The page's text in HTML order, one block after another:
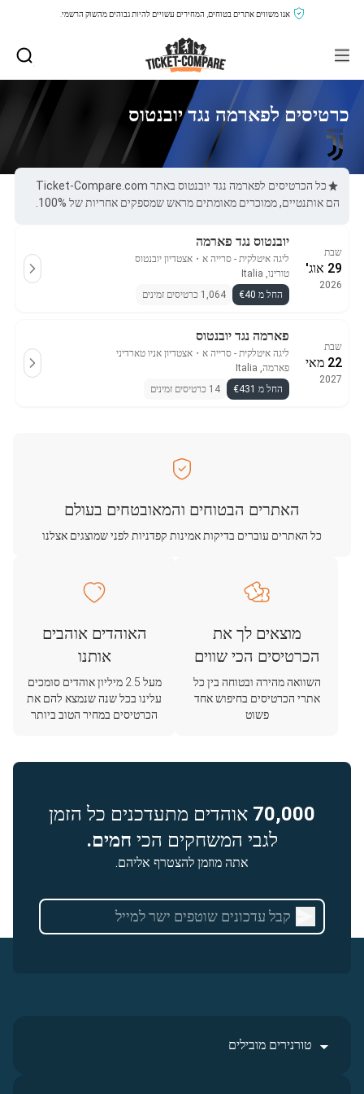
אנו משווים אתרים בטוחים, המחירים עשויים להיות גבוהים מהשוק הרשמי.
כרטיסים לפארמה נגד יובנטוס
כל הכרטיסים לפארמה נגד יובנטוס באתר Ticket-Compare.com
הם אותנטיים, ממוכרים מאומתים מראש שמספקים אחריות של 100%.
שבת
29 אוג'
2026
יובנטוס נגד פארמה
ליגה איטלקית - סרייה א ・ אצטדיון יובנטוס
טורינו, Italia
החל מ €40
1,064 כרטיסים זמינים
שבת
22 מאי
2027
פארמה נגד יובנטוס
ליגה איטלקית - סרייה א ・ אצטדיון אניו טארדיני
פארמה, Italia
החל מ €431
14 כרטיסים זמינים
האתרים הבטוחים והמאובטחים בעולם
כל האתרים עוברים בדיקות אמינות קפדניות לפני שמוצגים אצלנו
מוצאים לך את
הכרטיסים הכי שווים
השוואה מהירה ובטוחה בין כל
אתרי הכרטיסים בחיפוש אחד
פשוט
האוהדים אוהבים
אותנו
מעל 2.5 מיליון אוהדים סומכים
עלינו בכל שנה שנמצא להם את
הכרטיסים במחיר הטוב ביותר
70,000 אוהדים מתעדכנים כל הזמן
לגבי המשחקים הכי חמים.
אתה מוזמן להצטרף אליהם.
טורנירים מובילים